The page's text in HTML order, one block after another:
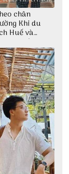
chân
Khỉ du
Huế và
check-in đúng
góc chụp